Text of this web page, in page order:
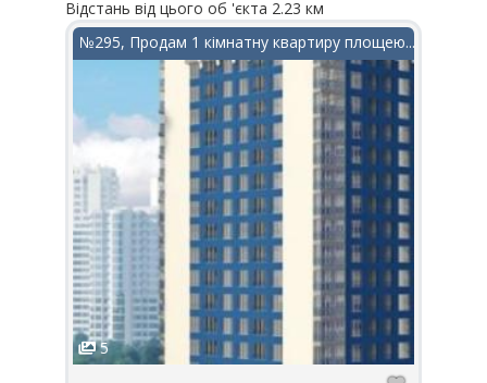
Відстань від цього об 'єкта 2.23 км
№295, Продам 1 кімнатну квартиру площею...
5